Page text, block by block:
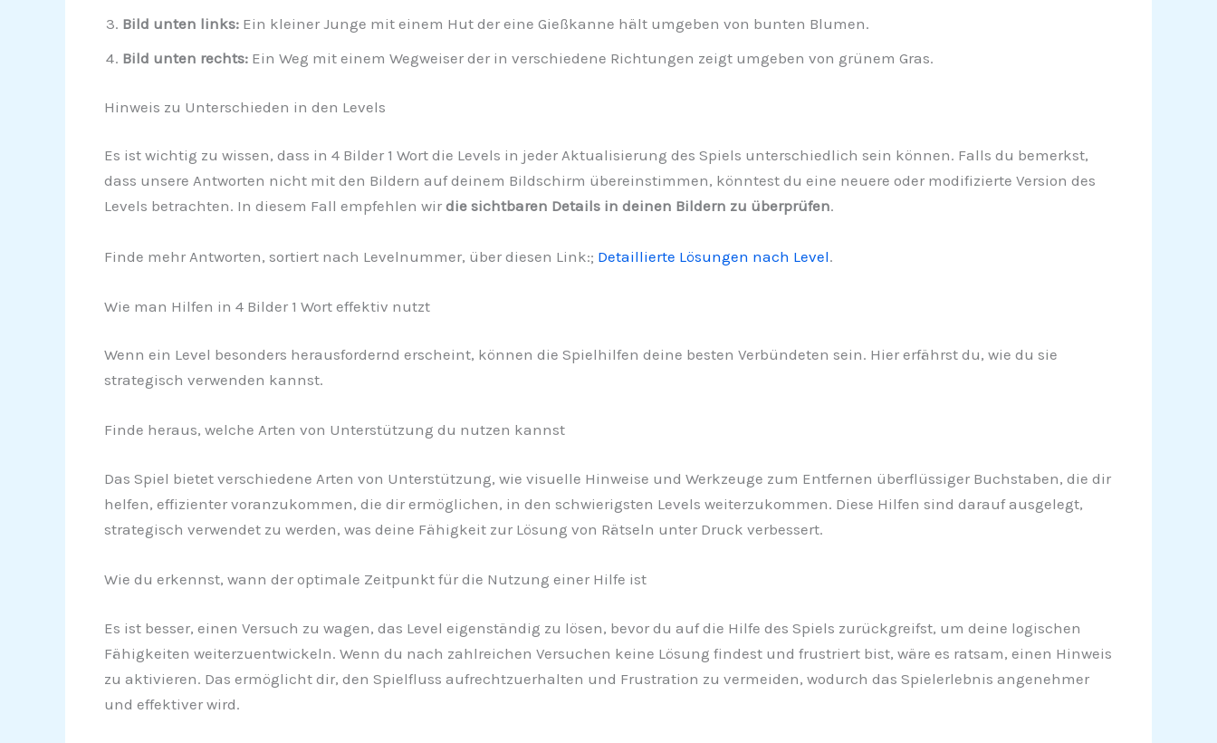
Bild unten links:Ein kleiner Junge mit einem Hut der eine Gießkanne hält umgeben von bunten Blumen.
Bild unten rechts:Ein Weg mit einem Wegweiser der in verschiedene Richtungen zeigt umgeben von grünem Gras.
Hinweis zu Unterschieden in den Levels
Es ist wichtig zu wissen, dass in 4 Bilder 1 Wort die Levels in jeder Aktualisierung des Spiels unterschiedlich sein können. Falls du bemerkst,
dass unsere Antworten nicht mit den Bildern auf deinem Bildschirm übereinstimmen, könntest du eine neuere oder modifizierte Version des
Levels betrachten. In diesem Fall empfehlen wir die sichtbaren Details in deinen Bildern zu überprüfen.
Finde mehr Antworten, sortiert nach Levelnummer, über diesen Link:; Detaillierte Lösungen nach Level.
Wie man Hilfen in 4 Bilder 1 Wort effektiv nutzt
Wenn ein Level besonders herausfordernd erscheint, können die Spielhilfen deine besten Verbündeten sein. Hier erfährst du, wie du sie
strategisch verwenden kannst.
Finde heraus, welche Arten von Unterstützung du nutzen kannst
Das Spiel bietet verschiedene Arten von Unterstützung, wie visuelle Hinweise und Werkzeuge zum Entfernen überflüssiger Buchstaben, die dir
helfen, effizienter voranzukommen, die dir ermöglichen, in den schwierigsten Levels weiterzukommen. Diese Hilfen sind darauf ausgelegt,
strategisch verwendet zu werden, was deine Fähigkeit zur Lösung von Rätseln unter Druck verbessert.
Wie du erkennst, wann der optimale Zeitpunkt für die Nutzung einer Hilfe ist
Es ist besser, einen Versuch zu wagen, das Level eigenständig zu lösen, bevor du auf die Hilfe des Spiels zurückgreifst, um deine logischen
Fähigkeiten weiterzuentwickeln. Wenn du nach zahlreichen Versuchen keine Lösung findest und frustriert bist, wäre es ratsam, einen Hinweis
zu aktivieren. Das ermöglicht dir, den Spielfluss aufrechtzuerhalten und Frustration zu vermeiden, wodurch das Spielerlebnis angenehmer
und effektiver wird.